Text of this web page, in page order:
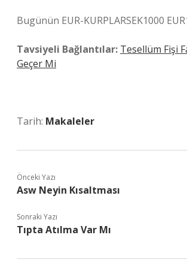
Bugünün EUR-KURPLARSEK1000
Tavsiyeli Bağlantılar: Tesellüm Fişi
Geçer Mi
Tarih: Makaleler
Önceki Yazı
Asw Neyin Kısaltması
Sonraki Yazı
Tıpta Atılma Var Mı